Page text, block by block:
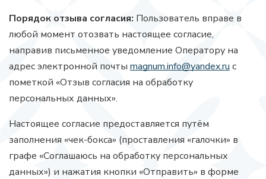
Порядок отзыва согласия: Пользователь вправе в
любой момент отозвать настоящее согласие,
направив письменное уведомление Оператору на
адрес электронной почты magnum.info@yandex.ru с
пометкой «Отзыв согласия на обработку
персональных данных».
Настоящее согласие предоставляется путём
заполнения «чек-бокса» (проставления «галочки» в
графе «Соглашаюсь на обработку персональных
данных») и нажатия кнопки «Отправить» в форме